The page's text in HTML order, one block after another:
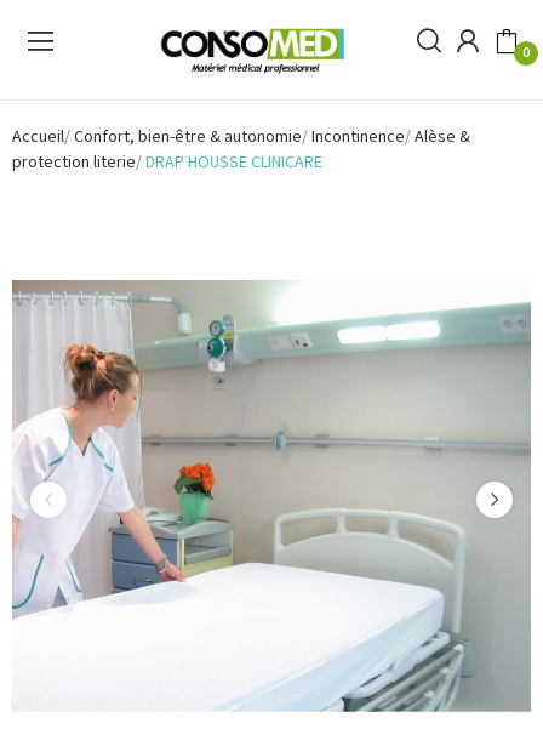
0
Accueil Confort, bien-être & autonomie Incontinence Alèse &
protection literie DRAP HOUSSE CLINICARE